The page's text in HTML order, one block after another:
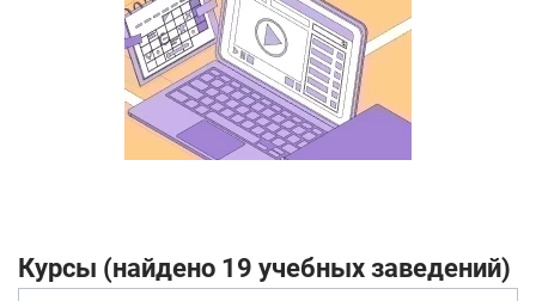
Курсы (найдено 19 учебных заведений)